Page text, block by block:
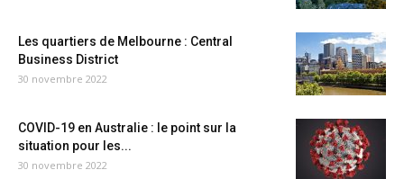
Les quartiers de Melbourne : Central
Business District
30 novembre 2022
COVID-19 en Australie : le point sur la
situation pour les...
30 novembre 2022